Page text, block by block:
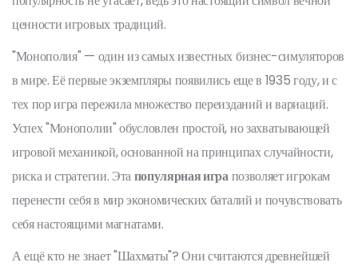
ценности игровых традиций.
"Монополия" — один из самых известных бизнес-симуляторов
в мире. Её первые экземпляры появились еще в 1935 году, и с
тех пор игра пережила множество переизданий и вариаций.
Успех "Монополии" обусловлен простой, но захватывающей
игровой механикой, основанной на принципах случайности,
риска и стратегии. Этапопулярная играпозволяет игрокам
перенести себя в мир экономических баталий и почувствовать
себя настоящими магнатами.
А ещё кто не знает "Шахматы"? Они считаются древнейшей